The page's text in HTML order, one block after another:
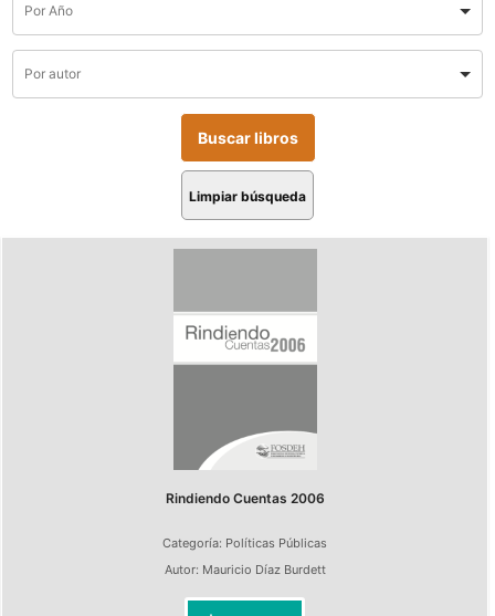
Limpiar búsqueda
Rindiendo Cuentas 2006
Categoría: Políticas Públicas
Autor: Mauricio Díaz Burdett